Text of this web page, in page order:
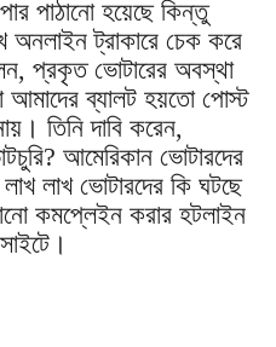
পাঠানো হয়েছে কিন্তু
অনলাইন ট্রাকারে চেক করে
প্রকৃত ভোটারের অবস্থা
আমাদের ব্যালট হয়তো পোস্ট
তিনি দাবি করেন,
আমেরিকান ভোটারদের
লাখ ভোটারদের কি ঘটছে
কমপ্লেইন করার হটলাইন